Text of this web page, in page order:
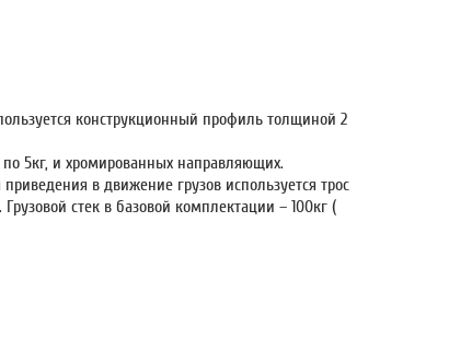
конструкционный профиль толщиной 2
5кг, и хромированных направляющих.
в движение грузов используется трос
стек в базовой комплектации – 100кг (